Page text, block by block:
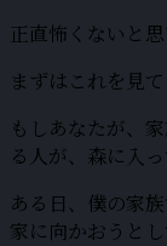
正直怖くないと
まずはこれを見
もしあなたが、
る人が、森に入
ある日、僕の家
家に向かおうとし